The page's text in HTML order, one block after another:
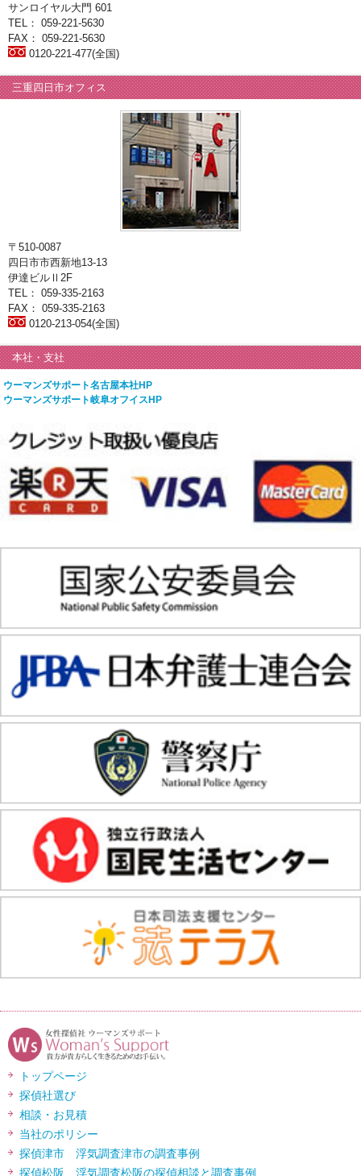
サンロイヤル大門 601
TEL： 059-221-5630
FAX： 059-221-5630
0120-221-477(全国)
三重四日市オフィス
〒510-0087
四日市市西新地13-13
伊達ビルⅡ2F
TEL： 059-335-2163
FAX： 059-335-2163
0120-213-054(全国)
本社・支社
ウーマンズサポート名古屋本社HP
ウーマンズサポート岐阜オフイスHP
トップページ
探偵社選び
相談・お見積
当社のポリシー
探偵津市 浮気調査津市の調査事例
探偵松阪 浮気調査松阪の探偵相談と調査事例